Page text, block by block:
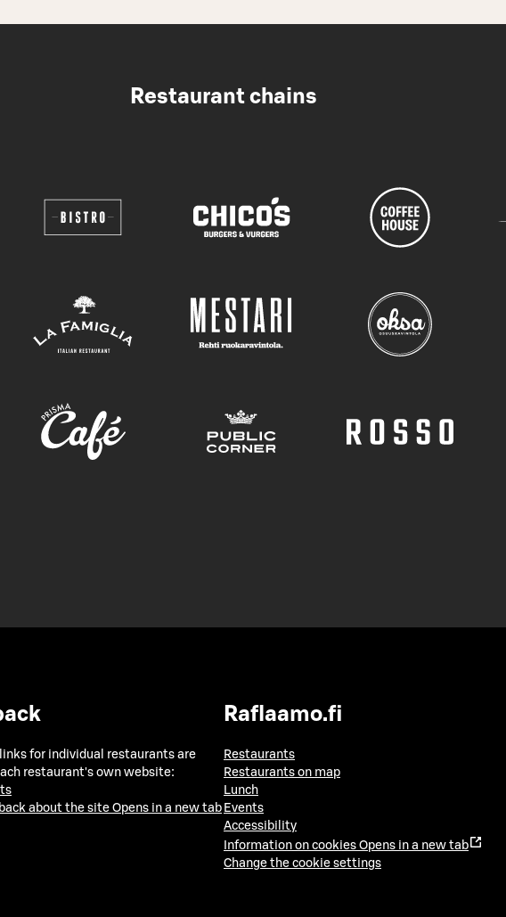
Restaurant chains
for individual restaurants are
restaurant's own website:
about the site Opens in a new tab
Raflaamo.fi
Restaurants
Restaurants on map
Lunch
Events
Accessibility
Information on cookies Opens in a new tab
Change the cookie settings